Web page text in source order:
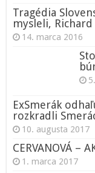
Tragédia
mysleli, Richard
14. marca 2016
ExSmerák
rozkradli
10. augusta 2017
CERVANOVÁ –
1. marca 2017